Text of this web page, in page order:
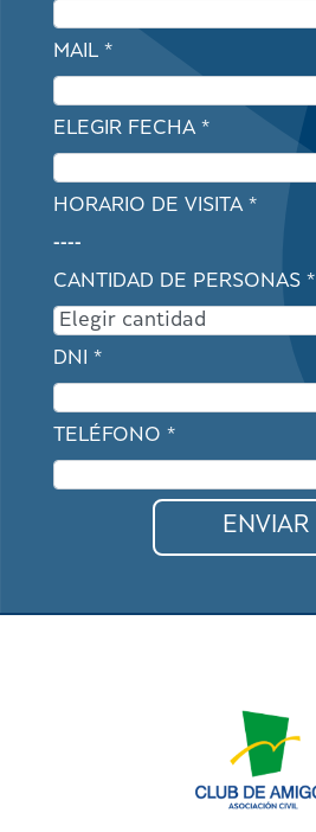
MAIL *
ELEGIR FECHA *
HORARIO DE VISITA *
----
CANTIDAD DE PERSONAS *
DNI *
TELÉFONO *
ENVIAR